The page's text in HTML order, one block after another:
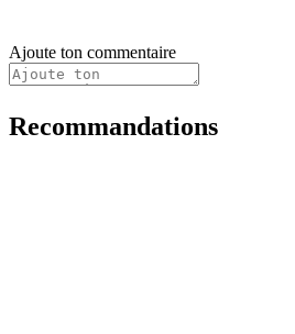
Ajoute ton commentaire
Recommandations